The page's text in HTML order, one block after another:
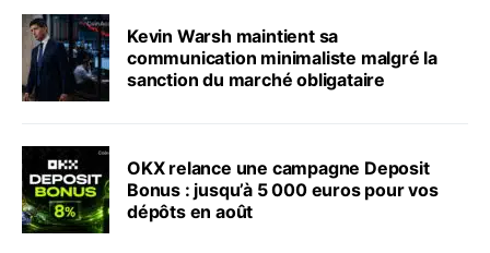
Kevin Warsh maintient sa
communication minimaliste malgré la
sanction du marché obligataire
OKX relance une campagne Deposit
Bonus : jusqu’à 5 000 euros pour vos
dépôts en août